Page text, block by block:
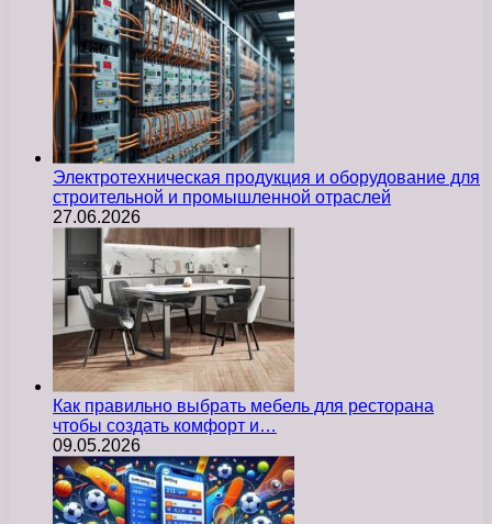
Электротехническая продукция и оборудование для
строительной и промышленной отраслей
27.06.2026
Как правильно выбрать мебель для ресторана
чтобы создать комфорт и…
09.05.2026